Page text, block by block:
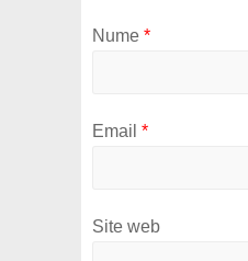
Nume *
Email *
Site web